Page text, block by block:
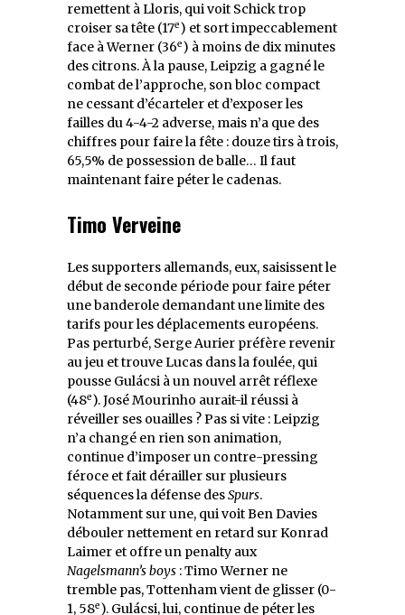
remettent à Lloris, qui voit Schick trop
croiser sa tête (17e) et sort impeccablement
face à Werner (36e) à moins de dix minutes
des citrons. À la pause, Leipzig a gagné le
combat de l’approche, son bloc compact
ne cessant d’écarteler et d’exposer les
failles du 4-4-2 adverse, mais n’a que des
chiffres pour faire la fête : douze tirs à trois,
65,5% de possession de balle… Il faut
maintenant faire péter le cadenas.
Timo Verveine
Les supporters allemands, eux, saisissent le
début de seconde période pour faire péter
une banderole demandant une limite des
tarifs pour les déplacements européens.
Pas perturbé, Serge Aurier préfère revenir
au jeu et trouve Lucas dans la foulée, qui
pousse Gulácsi à un nouvel arrêt réflexe
(48e). José Mourinho aurait-il réussi à
réveiller ses ouailles ? Pas si vite : Leipzig
n’a changé en rien son animation,
continue d’imposer un contre-pressing
féroce et fait dérailler sur plusieurs
séquences la défense desSpurs.
Notamment sur une, qui voit Ben Davies
débouler nettement en retard sur Konrad
Laimer et offre un penalty aux
Nagelsmann’s boys : Timo Werner ne
tremble pas, Tottenham vient de glisser (0-
1, 58e). Gulácsi, lui, continue de péter les